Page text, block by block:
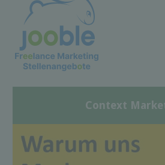
Context